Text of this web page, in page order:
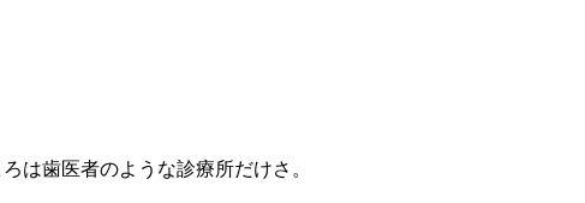
は歯医者のような診療所だけさ。